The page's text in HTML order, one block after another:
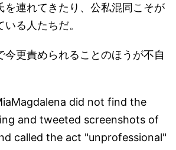
を連れてきたり、公私混同こそが
る人たちだ。
今更責められることのほうが不自
did not find the
and tweeted screenshots of
called the act "unprofessional"